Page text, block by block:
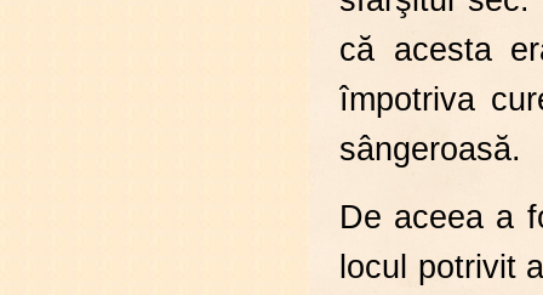
că acesta
împotriva
sângeroasă.
De aceea a
locul potrivit